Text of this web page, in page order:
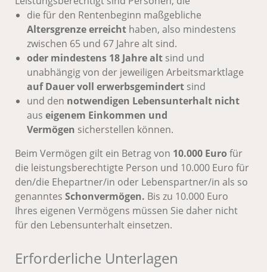
die für den Rentenbeginn maßgebliche
Altersgrenzeerreicht haben, also mindestens
zwischen 65 und 67 Jahre alt sind.
oder mindestens 18 Jahre alt sind und
unabhängig von der jeweiligen Arbeitsmarktlage
auf Dauer voll erwerbsgemindert sind
und den notwendigen Lebensunterhalt nicht
aus eigenem Einkommen und
Vermögen sicherstellen können.
Beim Vermögen gilt ein Betrag von 10.000 Euro für
die leistungsberechtigte Person und 10.000 Euro für
den/die Ehepartner/in oder Lebenspartner/in als so
genanntes Schonvermögen. Bis zu 10.000 Euro
Ihres eigenen Vermögens müssen Sie daher nicht
für den Lebensunterhalt einsetzen.
Erforderliche Unterlagen